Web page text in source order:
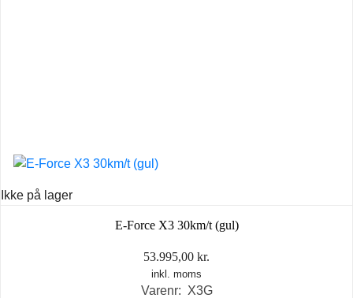
Ikke på lager
E-Force X3 30km/t (gul)
53.995,00 kr.
inkl. moms
Varenr: X3G